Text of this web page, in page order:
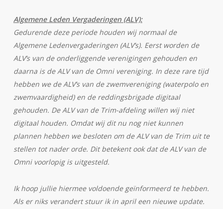
Algemene Leden Vergaderingen (ALV):
Gedurende deze periode houden wij normaal de
Algemene Ledenvergaderingen (ALV’s). Eerst worden de
ALV’s van de onderliggende verenigingen gehouden en
daarna is de ALV van de Omni vereniging. In deze rare tijd
hebben we de ALV’s van de zwemvereniging (waterpolo en
zwemvaardigheid) en de reddingsbrigade digitaal
gehouden. De ALV van de Trim-afdeling willen wij niet
digitaal houden. Omdat wij dit nu nog niet kunnen
plannen hebben we besloten om de ALV van de Trim uit te
stellen tot nader orde. Dit betekent ook dat de ALV van de
Omni voorlopig is uitgesteld.
Ik hoop jullie hiermee voldoende geïnformeerd te hebben.
Als er niks verandert stuur ik in april een nieuwe update.